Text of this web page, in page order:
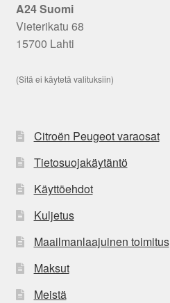
A24 Suomi
Vieterikatu 68
15700 Lahti
(Sitä ei käytetä valituksiin)
Citroën Peugeot varaosat
Tietosuojakäytäntö
Käyttöehdot
Kuljetus
Maailmanlaajuinen toimitus
Maksut
Meistä